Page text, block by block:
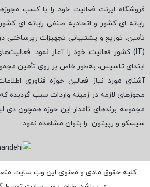
فروشگاه ایرنت فعالیت خود را با کسب
رایانه ای کشور و اتحادیه صنفی رایانه ای
تأمین، توزیع و پشتیبانی تجهیزات زیرساختی
(
IT) کشور فعالیت خود را آغاز نمود.
ابتدای تاسیس، به‌طور خاص بر روی تأمین
آشنای مورد نیاز فعالین حوزه فناوری
مجوزهای لازمه در زمینه واردات سبب گردیده
مجموعه برندهای نامدار این حوزه همچون دی
سیسکو و رپیتون را بتوان مشاهده نمود.
کلیه حقوق مادی و معنوی این وب سایت